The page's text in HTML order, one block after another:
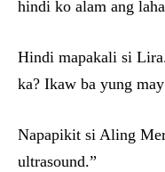
hindi ko alam ang
Hindi mapakali si
ka? Ikaw ba yung
Napapikit si Aling
ultrasound.”